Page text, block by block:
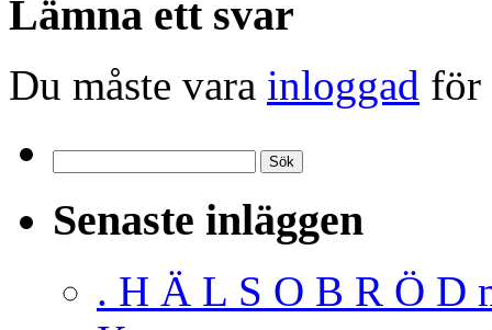
Lämna ett svar
Du måste vara inloggad för
efter:
Senaste inläggen
. H Ä L S O B R Ö D